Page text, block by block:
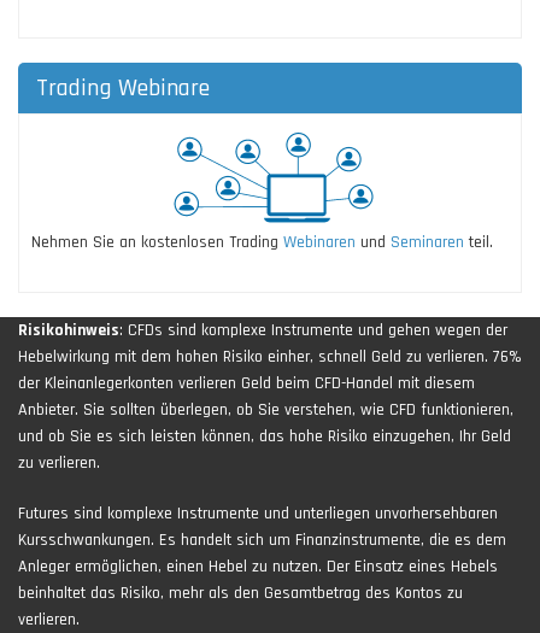
Trading Webinare
Nehmen Sie an kostenlosen Trading Webinaren und Seminaren teil.
Risikohinweis: CFDs sind komplexe Instrumente und gehen wegen der
Hebelwirkung mit dem hohen Risiko einher, schnell Geld zu verlieren. 76%
der Kleinanlegerkonten verlieren Geld beim CFD-Handel mit diesem
Anbieter. Sie sollten überlegen, ob Sie verstehen, wie CFD funktionieren,
und ob Sie es sich leisten können, das hohe Risiko einzugehen, Ihr Geld
zu verlieren.
Futures sind komplexe Instrumente und unterliegen unvorhersehbaren
Kursschwankungen. Es handelt sich um Finanzinstrumente, die es dem
Anleger ermöglichen, einen Hebel zu nutzen. Der Einsatz eines Hebels
beinhaltet das Risiko, mehr als den Gesamtbetrag des Kontos zu
verlieren.